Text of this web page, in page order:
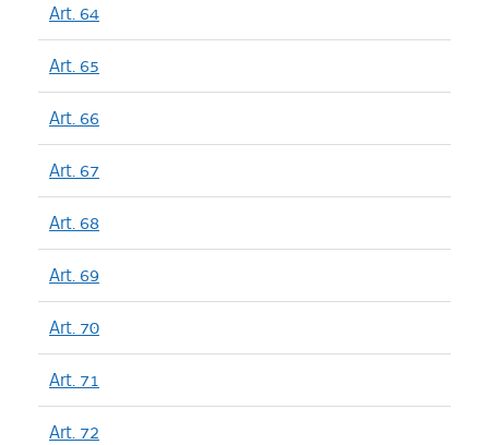
Art. 64
Art. 65
Art. 66
Art. 67
Art. 68
Art. 69
Art. 70
Art. 71
Art. 72